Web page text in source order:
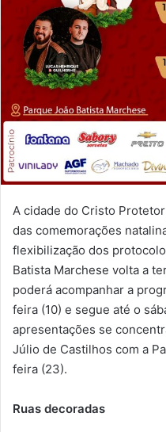
A cidade do Cristo
das comemorações
flexibilização dos
Batista Marchese volta a
poderá acompanhar a
feira (10) e segue até o
apresentações se
Júlio de Castilhos com a
feira (23).
Ruas decoradas